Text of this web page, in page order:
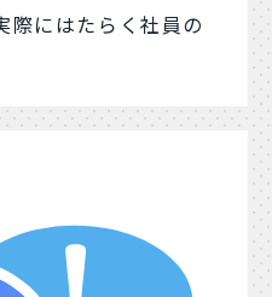
際にはたらく社員の